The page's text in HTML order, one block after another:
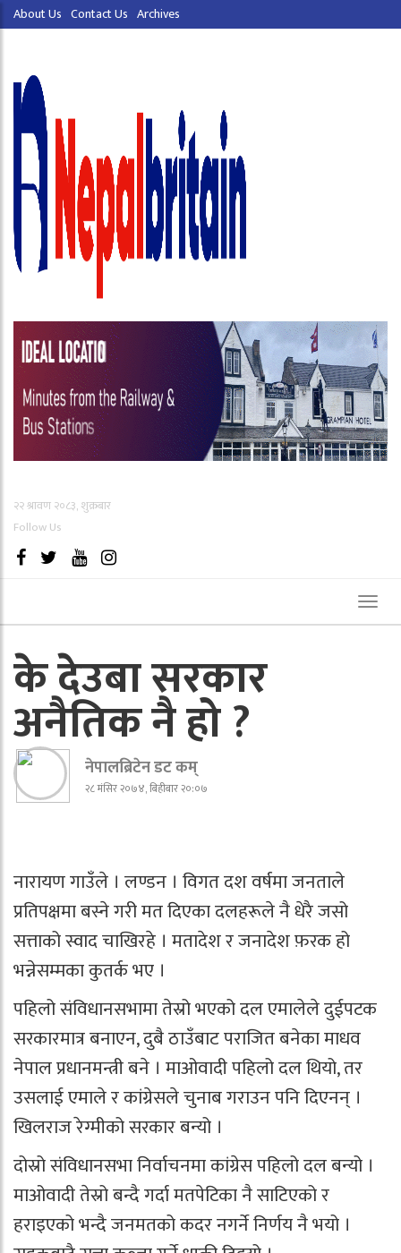
About Us Contact Us Archives
२२ श्रावण २०८३, शुक्रबार
Follow Us
के देउबा सरकार
अनैतिक नै हो ?
नेपालब्रिटेन डट कम्
२८ मंसिर २०७४, बिहीबार २०:०७
नारायण गाउँले । लण्डन । विगत दश वर्षमा जनताले
प्रतिपक्षमा बस्ने गरी मत दिएका दलहरूले नै धेरै जसो
सत्ताको स्वाद चाखिरहे । मतादेश र जनादेश फ़रक हो
भन्नेसम्मका कुतर्क भए ।
पहिलो संविधानसभामा तेस्रो भएको दल एमालेले दुईपटक
सरकारमात्र बनाएन, दुबै ठाउँबाट पराजित बनेका माधव
नेपाल प्रधानमन्त्री बने । माओवादी पहिलो दल थियो, तर
उसलाई एमाले र कांग्रेसले चुनाब गराउन पनि दिएनन् ।
खिलराज रेग्मीको सरकार बन्यो ।
दोस्रो संविधानसभा निर्वाचनमा कांग्रेस पहिलो दल बन्यो ।
माओवादी तेस्रो बन्दै गर्दा मतपेटिका नै साटिएको र
हराइएको भन्दै जनमतको कदर नगर्ने निर्णय नै भयो ।